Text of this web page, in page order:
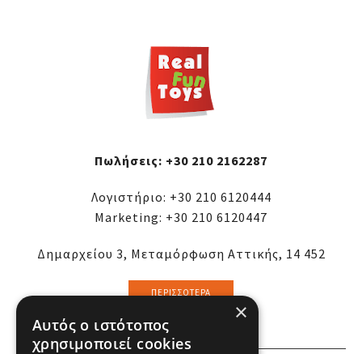
Πωλήσεις: +30 210 2162287
Λογιστήριο: +30 210 6120444
Marketing: +30 210 6120447
Δημαρχείου 3, Μεταμόρφωση Αττικής, 14 452
ΠΕΡΙΣΣΌΤΕΡΑ
×
Αυτός ο ιστότοπος
χρησιμοποιεί cookies